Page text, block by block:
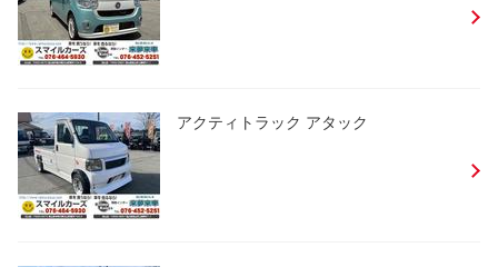
アクティトラック アタック